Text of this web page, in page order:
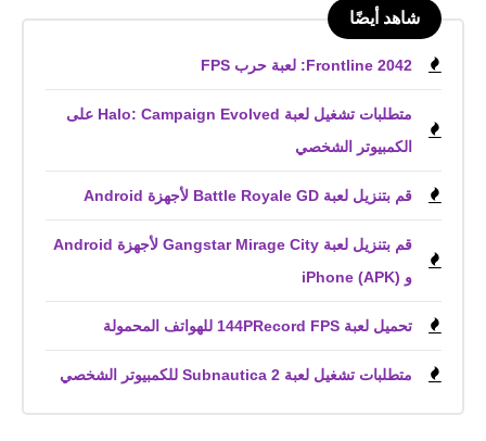
شاهد أيضًا
Frontline 2042: لعبة حرب FPS
متطلبات تشغيل لعبة Halo: Campaign Evolved على
الكمبيوتر الشخصي
قم بتنزيل لعبة Battle Royale GD لأجهزة Android
قم بتنزيل لعبة Gangstar Mirage City لأجهزة Android
و iPhone (APK)
تحميل لعبة 144PRecord FPS للهواتف المحمولة
متطلبات تشغيل لعبة Subnautica 2 للكمبيوتر الشخصي